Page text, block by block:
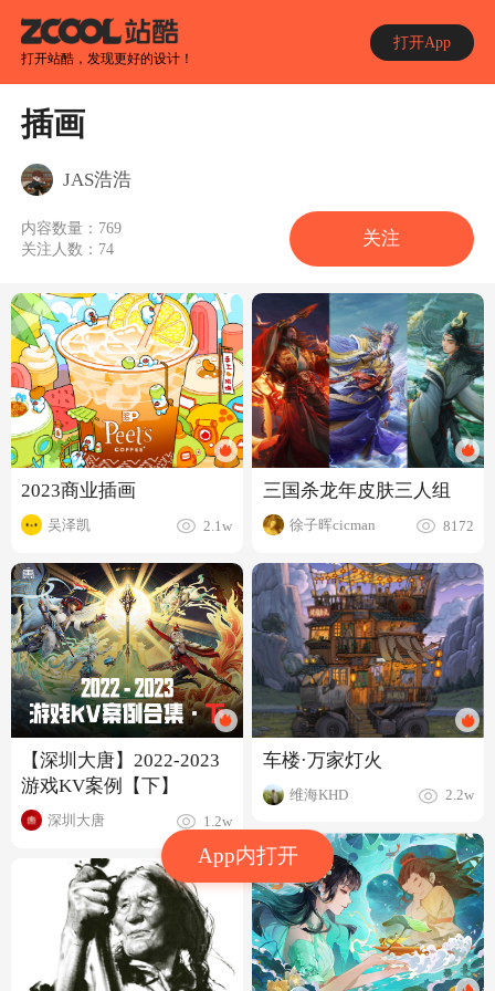
打开站酷，发现更好的设计！
打开App
App内打开
插画
JAS浩浩
内容数量： 769
关注人数： 74
关注
2023商业插画
吴泽凯 2.1w
【深圳大唐】2022-2023
游戏KV案例【下】
深圳大唐 1.2w
三国杀龙年皮肤三人组
徐子晖cicman 8172
车楼·万家灯火
维海KHD 2.2w